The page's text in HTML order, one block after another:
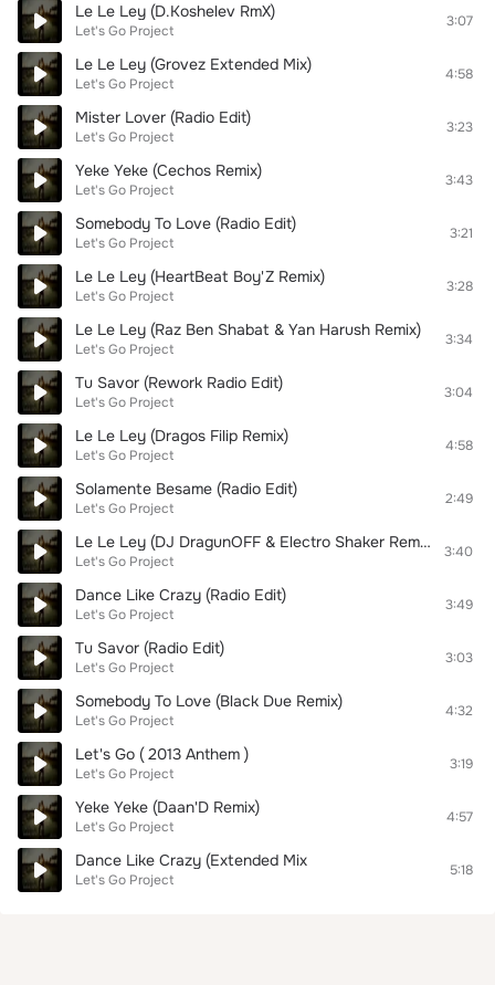
Le Le Ley (D.Koshelev RmX)
Let's Go Project
3:07
Le Le Ley (Grovez Extended Mix)
Let's Go Project
4:58
Mister Lover (Radio Edit)
Let's Go Project
3:23
Yeke Yeke (Cechos Remix)
Let's Go Project
3:43
Somebody To Love (Radio Edit)
Let's Go Project
3:21
Le Le Ley (HeartBeat Boy'Z Remix)
Let's Go Project
3:28
Le Le Ley (Raz Ben Shabat & Yan Harush Remix)
Let's Go Project
3:34
Tu Savor (Rework Radio Edit)
Let's Go Project
3:04
Le Le Ley (Dragos Filip Remix)
Let's Go Project
4:58
Solamente Besame (Radio Edit)
Let's Go Project
2:49
Le Le Ley (DJ DragunOFF & Electro Shaker Remix)
Let's Go Project
3:40
Dance Like Crazy (Radio Edit)
Let's Go Project
3:49
Tu Savor (Radio Edit)
Let's Go Project
3:03
Somebody To Love (Black Due Remix)
Let's Go Project
4:32
Let's Go ( 2013 Anthem )
Let's Go Project
3:19
Yeke Yeke (Daan'D Remix)
Let's Go Project
4:57
Dance Like Crazy (Extended Mix
Let's Go Project
5:18